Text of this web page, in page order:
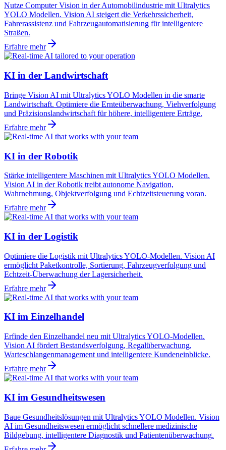
Nutze Computer Vision in der Automobilindustrie mit Ultralytics
YOLO Modellen. Vision AI steigert die Verkehrssicherheit,
Fahrerassistenz und Fahrzeugautomatisierung für intelligentere
Straßen.
Erfahre mehr
KI in der Landwirtschaft
Bringe Vision AI mit Ultralytics YOLO Modellen in die smarte
Landwirtschaft. Optimiere die Ernteüberwachung, Viehverfolgung
und Präzisionslandwirtschaft für höhere, intelligentere Erträge.
Erfahre mehr
KI in der Robotik
Stärke intelligentere Maschinen mit Ultralytics YOLO Modellen.
Vision AI in der Robotik treibt autonome Navigation,
Wahrnehmung, Objektverfolgung und Echtzeitsteuerung voran.
Erfahre mehr
KI in der Logistik
Optimiere die Logistik mit Ultralytics YOLO-Modellen. Vision AI
ermöglicht Paketkontrolle, Sortierung, Fahrzeugverfolgung und
Echtzeit-Überwachung der Lagersicherheit.
Erfahre mehr
KI im Einzelhandel
Erfinde den Einzelhandel neu mit Ultralytics YOLO-Modellen.
Vision AI fördert Bestandsverfolgung, Regalüberwachung,
Warteschlangenmanagement und intelligentere Kundeneinblicke.
Erfahre mehr
KI im Gesundheitswesen
Baue Gesundheitslösungen mit Ultralytics YOLO Modellen. Vision
AI im Gesundheitswesen ermöglicht schnellere medizinische
Bildgebung, intelligentere Diagnostik und Patientenüberwachung.